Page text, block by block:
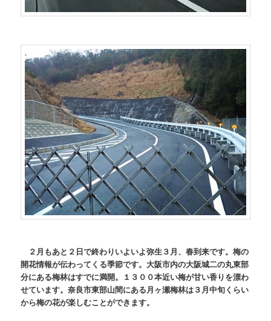
２月もあと２日で終わりいよいよ弥生３月、春到来です。梅の
開花情報が伝わってくる季節です。大阪市内の大阪城二の丸東部
分にある梅林はすでに満開。１３００本近い梅が甘い香りを漂わ
せています。奈良市東部山間にある月ヶ瀬梅林は３月中旬くらい
から梅の花が楽しむことができます。